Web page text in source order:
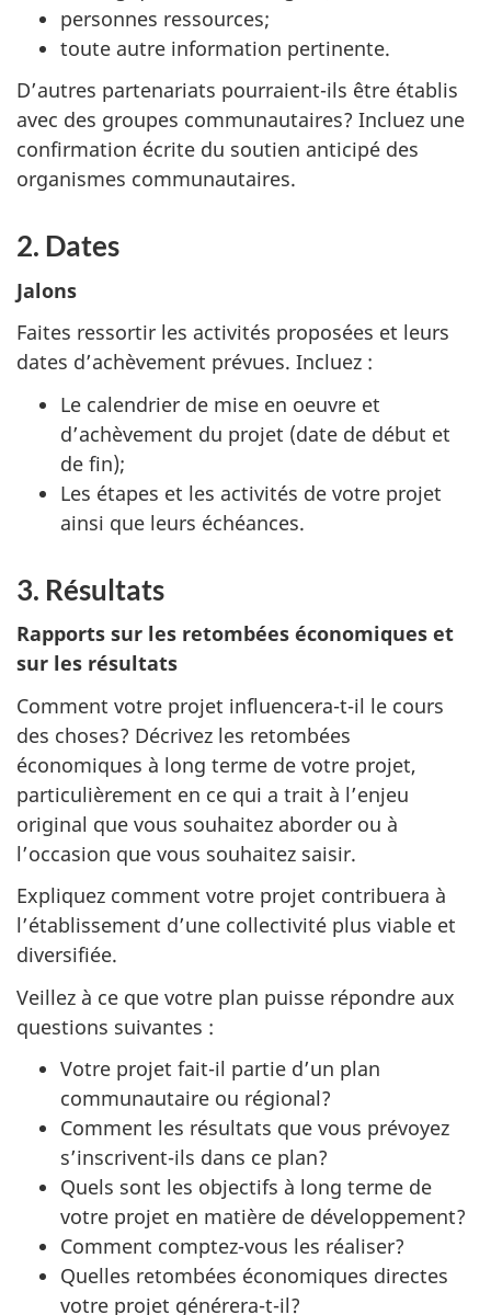
personnes ressources;
toute autre information pertinente.
D’autres partenariats pourraient-ils être établis
avec des groupes communautaires? Incluez une
confirmation écrite du soutien anticipé des
organismes communautaires.
2. Dates
Jalons
Faites ressortir les activités proposées et leurs
dates d’achèvement prévues. Incluez :
Le calendrier de mise en oeuvre et
d’achèvement du projet (date de début et
de fin);
Les étapes et les activités de votre projet
ainsi que leurs échéances.
3. Résultats
Rapports sur les retombées économiques et
sur les résultats
Comment votre projet influencera-t-il le cours
des choses? Décrivez les retombées
économiques à long terme de votre projet,
particulièrement en ce qui a trait à l’enjeu
original que vous souhaitez aborder ou à
l’occasion que vous souhaitez saisir.
Expliquez comment votre projet contribuera à
l’établissement d’une collectivité plus viable et
diversifiée.
Veillez à ce que votre plan puisse répondre aux
questions suivantes :
Votre projet fait-il partie d’un plan
communautaire ou régional?
Comment les résultats que vous prévoyez
s’inscrivent-ils dans ce plan?
Quels sont les objectifs à long terme de
votre projet en matière de développement?
Comment comptez-vous les réaliser?
Quelles retombées économiques directes
votre projet générera-t-il?